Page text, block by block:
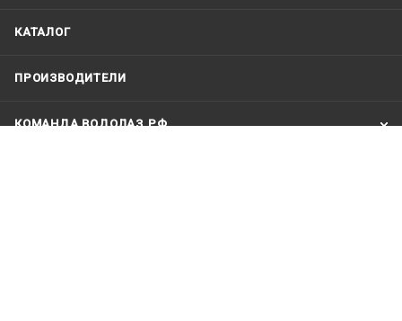
КАТАЛОГ
ПРОИЗВОДИТЕЛИ
КОМАНДА ВОДОЛАЗ.РФ